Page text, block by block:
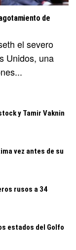
de
el severo
Unidos, una
y Tamir Vaknin
vez antes de su
rusos a 34
estados del Golfo